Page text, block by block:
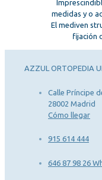
medidas y o
El mediven
fijación
AZZUL ORTOPEDIA
Calle Príncipe
28002 Madrid
Cómo llegar
915 614 444
646 87 98 26